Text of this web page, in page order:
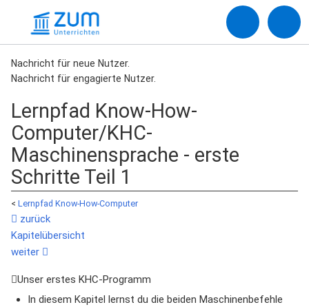
Nachricht für neue Nutzer.
Nachricht für engagierte Nutzer.
Lernpfad Know-How-
Computer/KHC-
Maschinensprache - erste
Schritte Teil 1
< Lernpfad Know-How-Computer
zurück
Kapitelübersicht
weiter
Unser erstes KHC-Programm
In diesem Kapitel lernst du die beiden Maschinenbefehle